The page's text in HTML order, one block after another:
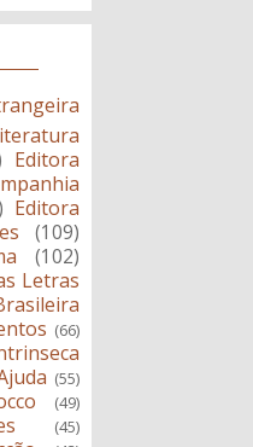
Editora
Editora
(109)
(102)
Letras
(66)
(55)
(49)
(45)